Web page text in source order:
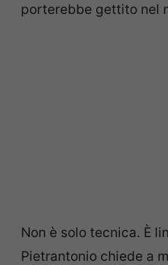
porterebbe gettito nel
Non è solo tecnica. È
Pietrantonio chiede a